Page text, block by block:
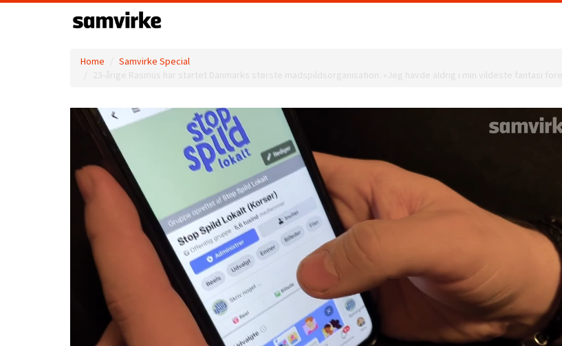
Home
Samvirke Special
23-årige Rasmus har startet Danmarks største madspildsorganisation: »Jeg havde aldrig i min vildeste fantasi